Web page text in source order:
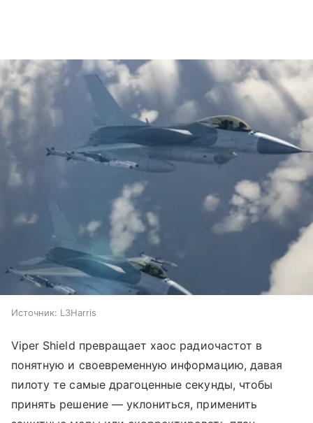
Источник: L3Harris
Viper Shield превращает хаос радиочастот в
понятную и своевременную информацию, давая
пилоту те самые драгоценные секунды, чтобы
принять решение — уклониться, применить